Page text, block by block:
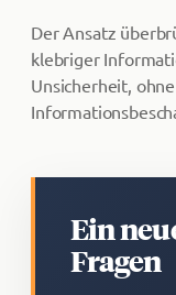
Der Ansatz
klebriger
Unsicherheit,
Ein
Fragen